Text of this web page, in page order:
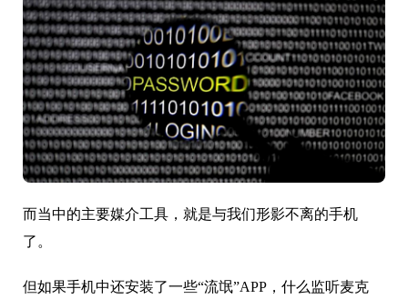
而当中的主要媒介工具，就是与我们形影不离的手机
了。
但如果手机中还安装了一些“流氓”APP，什么监听麦克